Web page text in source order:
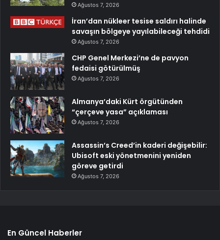
Ağustos 7, 2026
İran’dan nükleer tesise saldırı halinde
savaşın bölgeye yayılabileceği tehdidi
Ağustos 7, 2026
CHP Genel Merkezi’ne de pavyon
fedaisi götürülmüş
Ağustos 7, 2026
Almanya’daki Kürt örgütünden
“çerçeve yasa” açıklaması
Ağustos 7, 2026
Assassin’s Creed’in kaderi değişebilir:
Ubisoft eski yönetmenini yeniden
göreve getirdi
Ağustos 7, 2026
En Güncel Haberler